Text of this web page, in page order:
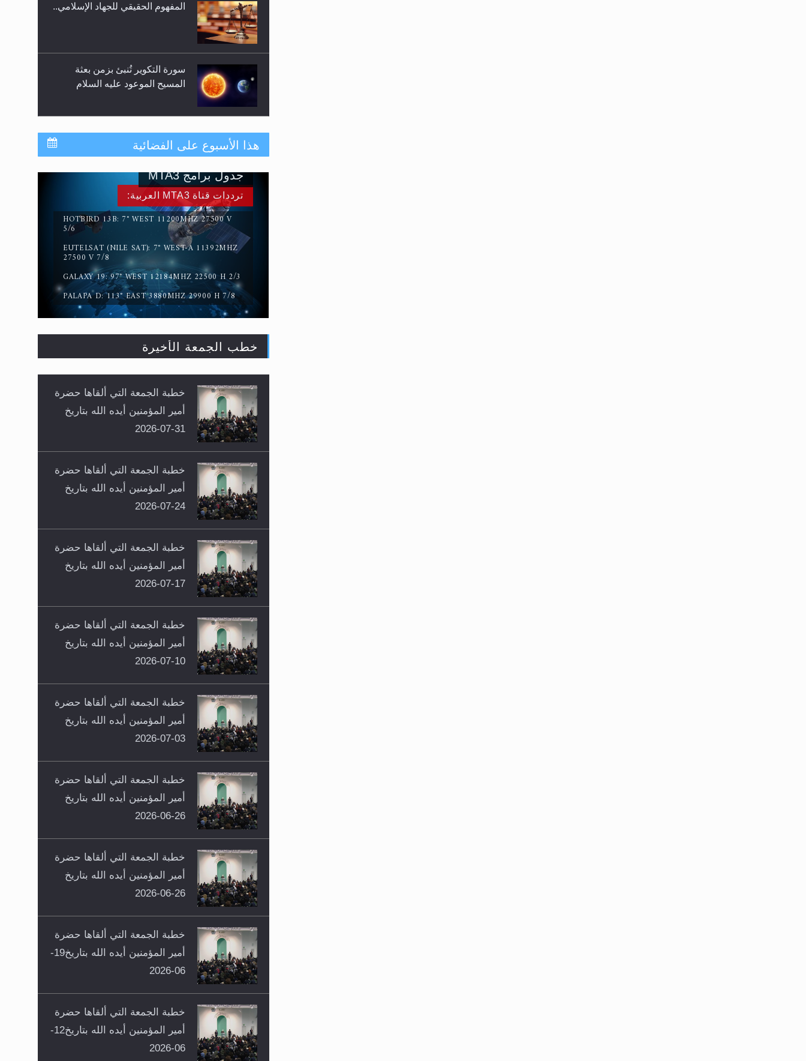
المفهوم الحقيقي للجهاد الإسلامي..
سورة التكوير تُنبئ بزمن بعثة
المسيح الموعود عليه السلام
حقيقة المسيح الدجال
القرآن قاضٍ وحكمٌ على السنة
ومهيمنٌ عليها.. ليس العكس
هذا الأسبوع على الفضائية
ترددات قناة MTA3 العربية:
HOTBIRD 13B: 7° WEST 11200MHZ 27500 V
5/6
EUTELSAT (NILE SAT): 7° WEST-A 11392MHZ
27500 V 7/8
GALAXY 19: 97° WEST 12184MHZ 22500 H 2/3
PALAPA D: 113° EAST 3880MHZ 29900 H 7/8
جدول برامج MTA3
خطب الجمعة الأخيرة
خطبة الجمعة التي ألقاها حضرة
أمير المؤمنين أيده الله بتاريخ
31-07-2026
خطبة الجمعة التي ألقاها حضرة
أمير المؤمنين أيده الله بتاريخ
24-07-2026
خطبة الجمعة التي ألقاها حضرة
أمير المؤمنين أيده الله بتاريخ
17-07-2026
خطبة الجمعة التي ألقاها حضرة
أمير المؤمنين أيده الله بتاريخ
10-07-2026
خطبة الجمعة التي ألقاها حضرة
أمير المؤمنين أيده الله بتاريخ
03-07-2026
خطبة الجمعة التي ألقاها حضرة
أمير المؤمنين أيده الله بتاريخ
26-06-2026
خطبة الجمعة التي ألقاها حضرة
أمير المؤمنين أيده الله بتاريخ
26-06-2026
خطبة الجمعة التي ألقاها حضرة
أمير المؤمنين أيده الله بتاريخ19-
06-2026
خطبة الجمعة التي ألقاها حضرة
أمير المؤمنين أيده الله بتاريخ12-
06-2026